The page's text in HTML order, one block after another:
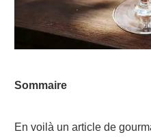
Sommaire
En voilà un article de